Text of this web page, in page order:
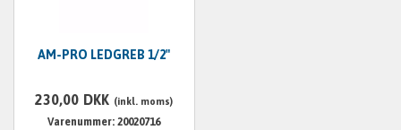
AM-PRO LEDGREB 1/2"
230,00 DKK (inkl. moms)
Varenummer: 20020716